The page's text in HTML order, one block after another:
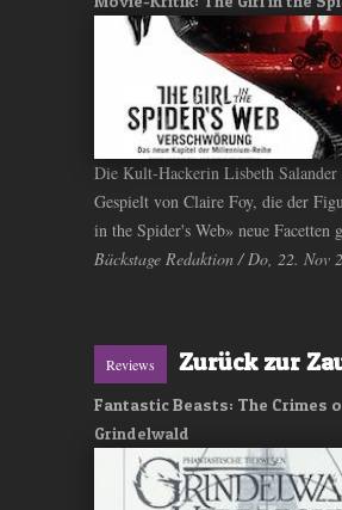
Die Kult-Hackerin Lisbeth Salander
Gespielt von Claire Foy, die der
in the Spider's Web» neue Facetten
Bäckstage Redaktion / Do, 22. Nov
Reviews Zurück zur
Fantastic Beasts: The Crimes
Grindelwald